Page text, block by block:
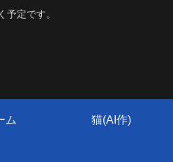
定です。
ム 猫(AI作)